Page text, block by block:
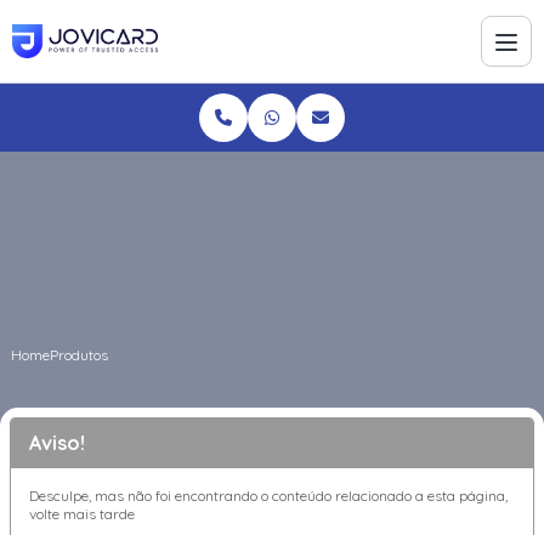
HomeProdutos
Aviso!
Desculpe, mas não foi encontrando o conteúdo relacionado a esta página,
volte mais tarde